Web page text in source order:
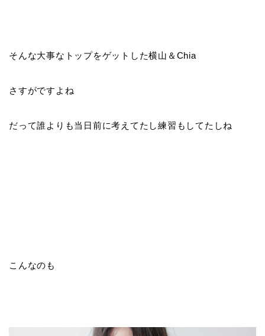
そんな大事なトップをゲットした横山＆Chia
さすがですよね
だって誰よりも当日前に考えてたし練習もしてたしね
こんなのも